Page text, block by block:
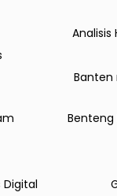
Analisis
Benteng
Digital